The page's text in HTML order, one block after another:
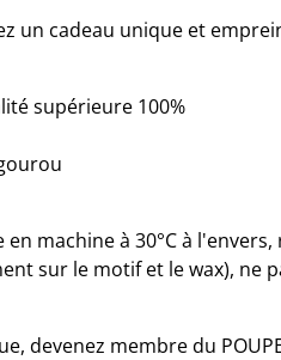
un cadeau unique et
supérieure 100%
machine à 30°C à
sur le motif et le wax), ne
devenez membre du